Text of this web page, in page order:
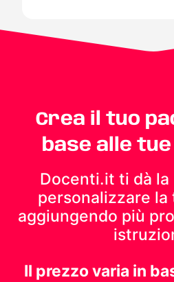
Crea il tuo
base alle
Docenti.it ti dà
personalizzare la
aggiungendo più
Il prezzo varia in